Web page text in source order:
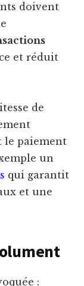
doivent
et réduit
de
le paiement
un
qui garantit
et une
: